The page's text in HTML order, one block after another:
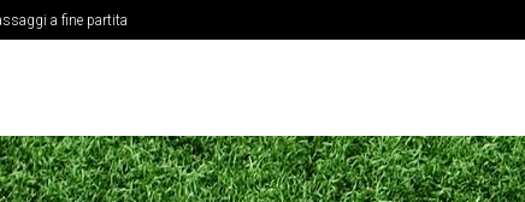
a fine partita
coppe europee